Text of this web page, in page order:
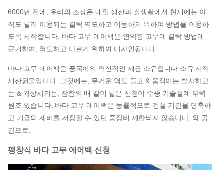
6000년 전에, 우리의 조상은 매일 생산과 실생활에서 현재에는 아
직도 널리 이용되는 결탁 역도하고 이동하기 위하여 방법을 이용하
도록 시작합니다. 바다 고무 에어백은 연약한 고무에 결탁 방법에
근거하여, 역도하고 나르기 위하여 디자인됩니다.
바다 고무 에어백은 중국어의 혁신적인 제품 소유합니다 소유 지적
재산권을입니다. 그것에는, 무거운 역도 들고 & 움직이는 발사하고
는 & 격상시키는, 잠함의 배 같이 넓은 신청이 수중 기술설계 부력
원조 있습니다. 바다 고무 에어백은 능률적으로 건설 기간을 단축하
고 기금의 제비를 저장할 수 있던 중장비 제한되지 않습니다, 와 공
간으로.
팽창식 바다 고무 에어백 신청